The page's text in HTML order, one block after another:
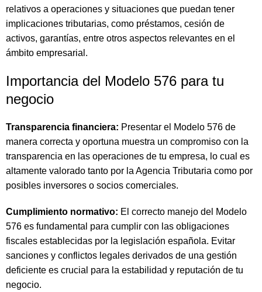
relativos a operaciones y situaciones que puedan tener
implicaciones tributarias, como préstamos, cesión de
activos, garantías, entre otros aspectos relevantes en el
ámbito empresarial.
Importancia del Modelo 576 para tu
negocio
Transparencia financiera: Presentar el Modelo 576 de
manera correcta y oportuna muestra un compromiso con la
transparencia en las operaciones de tu empresa, lo cual es
altamente valorado tanto por la Agencia Tributaria como por
posibles inversores o socios comerciales.
Cumplimiento normativo: El correcto manejo del Modelo
576 es fundamental para cumplir con las obligaciones
fiscales establecidas por la legislación española. Evitar
sanciones y conflictos legales derivados de una gestión
deficiente es crucial para la estabilidad y reputación de tu
negocio.